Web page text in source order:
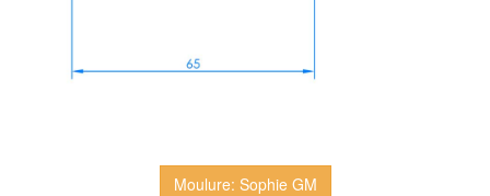
Moulure: Sophie GM